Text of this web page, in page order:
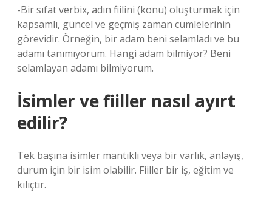
-Bir sıfat verbix, adın fiilini (konu) oluşturmak için
kapsamlı, güncel ve geçmiş zaman cümlelerinin
görevidir. Örneğin, bir adam beni selamladı ve bu
adamı tanımıyorum. Hangi adam bilmiyor? Beni
selamlayan adamı bilmiyorum.
İsimler ve fiiller nasıl ayırt
edilir?
Tek başına isimler mantıklı veya bir varlık, anlayış,
durum için bir isim olabilir. Fiiller bir iş, eğitim ve
kılıçtır.